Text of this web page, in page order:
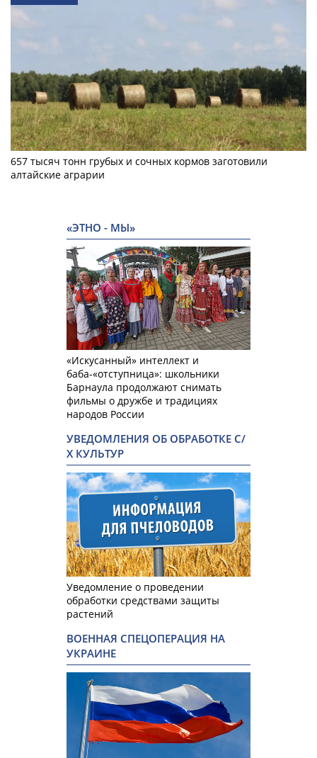
657 тысяч тонн грубых и сочных кормов заготовили
алтайские аграрии
«ЭТНО - МЫ»
«Искусанный» интеллект и
баба-«отступница»: школьники
Барнаула продолжают снимать
фильмы о дружбе и традициях
народов России
УВЕДОМЛЕНИЯ ОБ ОБРАБОТКЕ С/
Х КУЛЬТУР
Уведомление о проведении
обработки средствами защиты
растений
ВОЕННАЯ СПЕЦОПЕРАЦИЯ НА
УКРАИНЕ